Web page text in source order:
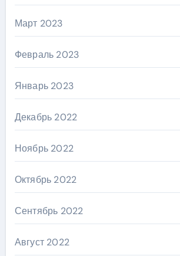
Март 2023
Февраль 2023
Январь 2023
Декабрь 2022
Ноябрь 2022
Октябрь 2022
Сентябрь 2022
Август 2022